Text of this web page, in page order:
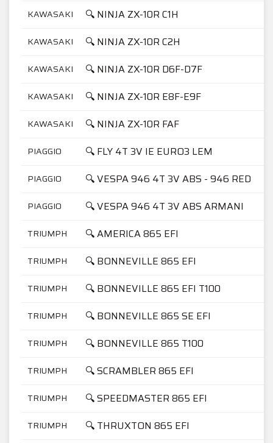
KAWASAKI 🔍 NINJA ZX-10R C1H
KAWASAKI 🔍 NINJA ZX-10R C2H
KAWASAKI 🔍 NINJA ZX-10R D6F-D7F
KAWASAKI 🔍 NINJA ZX-10R E8F-E9F
KAWASAKI 🔍 NINJA ZX-10R FAF
PIAGGIO 🔍 FLY 4T 3V IE EURO3 LEM
PIAGGIO 🔍 VESPA 946 4T 3V ABS - 946 RED
PIAGGIO 🔍 VESPA 946 4T 3V ABS ARMANI
TRIUMPH 🔍 AMERICA 865 EFI
TRIUMPH 🔍 BONNEVILLE 865 EFI
TRIUMPH 🔍 BONNEVILLE 865 EFI T100
TRIUMPH 🔍 BONNEVILLE 865 SE EFI
TRIUMPH 🔍 BONNEVILLE 865 T100
TRIUMPH 🔍 SCRAMBLER 865 EFI
TRIUMPH 🔍 SPEEDMASTER 865 EFI
TRIUMPH 🔍 THRUXTON 865 EFI